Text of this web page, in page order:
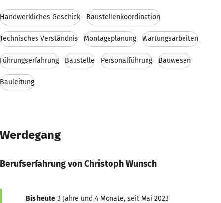
Handwerkliches Geschick Baustellenkoordination
Technisches Verständnis Montageplanung Wartungsarbeiten
Führungserfahrung Baustelle Personalführung Bauwesen
Bauleitung
Werdegang
Berufserfahrung von Christoph Wunsch
Bis heute 3 Jahre und 4 Monate, seit Mai 2023